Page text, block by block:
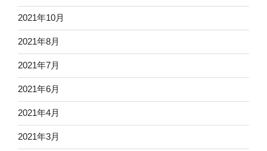
2021年10月
2021年8月
2021年7月
2021年6月
2021年4月
2021年3月